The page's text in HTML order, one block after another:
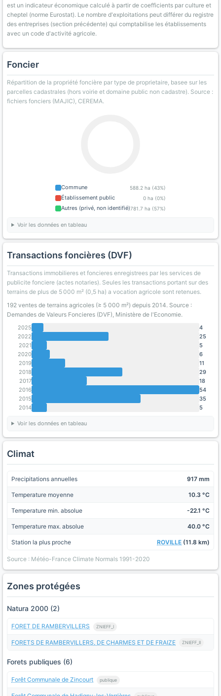
est un indicateur économique calculé à partir de coefficients par culture et
cheptel (norme Eurostat). Le nombre d'exploitations peut différer du registre
des entreprises (section précédente) qui comptabilise les établissements
avec un code d'activité agricole.
Foncier
Répartition de la propriété foncière par type de proprietaire, basee sur les
parcelles cadastrales (hors voirie et domaine public non cadastre). Source :
fichiers fonciers (MAJIC), CEREMA.
Commune 588.2 ha (43%)
Établissement public 0 ha (0%)
Autres (privé, non identifié)781.7 ha (57%)
Voir les données en tableau
Transactions foncières (DVF)
Transactions immobilieres et foncieres enregistrees par les services de
publicite fonciere (actes notaries). Seules les transactions portant sur des
terrains de plus de 5 000 m² (0,5 ha) a vocation agricole sont retenues.
192 ventes de terrains agricoles (≥ 5 000 m²) depuis 2014. Source :
Demandes de Valeurs Foncieres (DVF), Ministère de l'Economie.
2025
4
2022
25
2021
5
2020
6
2019
11
2018
29
2017
18
2016
54
2015
35
2014
5
Voir les données en tableau
Climat
Precipitations annuelles 917 mm
Temperature moyenne 10.3 °C
Temperature min. absolue -22.1 °C
Temperature max. absolue 40.0 °C
Station la plus proche ROVILLE (11.8 km)
Source : Météo-France Climate Normals 1991-2020
Zones protégées
Natura 2000 (2)
FORET DE RAMBERVILLERS ZNIEFF_I
FORETS DE RAMBERVILLERS, DE CHARMES ET DE FRAIZE ZNIEFF_II
Forets publiques (6)
Forêt Communale de Zincourt publique